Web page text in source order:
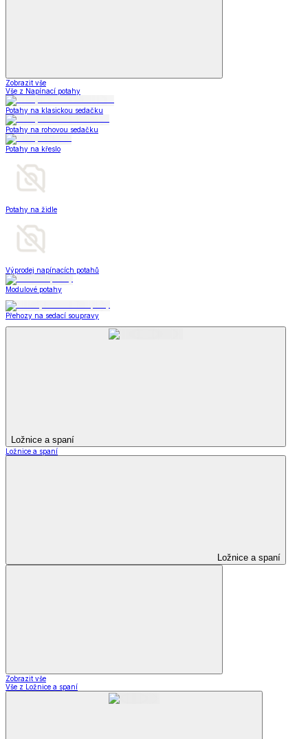
Zobrazit vše
Vše z Napínací potahy
Potahy na klasickou sedačku
Potahy na rohovou sedačku
Potahy na křeslo
Potahy na židle
Výprodej napínacích potahů
Modulové potahy
Přehozy na sedací soupravy
Ložnice a spaní
Ložnice a spaní
Ložnice a spaní
Zobrazit vše
Vše z Ložnice a spaní